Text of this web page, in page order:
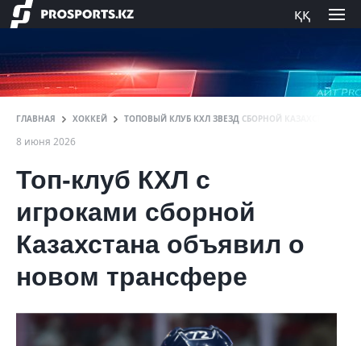
ққ
ГЛАВНАЯ ХОККЕЙ ТОПОВЫЙ КЛУБ КХЛ ЗВЕЗД СБОРНОЙ КАЗАХСТАНА
8 июня 2026
Топ-клуб КХЛ с
игроками сборной
Казахстана объявил о
новом трансфере